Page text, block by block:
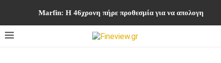
Marfin: Η 46χρονη πήρε προθεσμία για να απολογηθεί